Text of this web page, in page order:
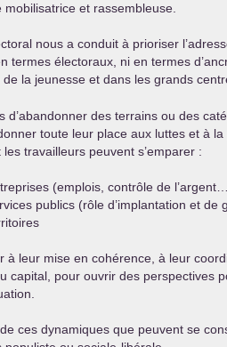
mobilisatrice et rassembleuse.
nous a conduit à prioriser
termes électoraux, ni en termes
la jeunesse et dans les grands
d’abandonner des terrains ou des
toute leur place aux luttes et à
travailleurs peuvent s’emparer :
(emplois, contrôle de
publics (rôle d’implantation et de
à leur mise en cohérence, à leur
capital, pour ouvrir des perspectives
de ces dynamiques que peuvent se